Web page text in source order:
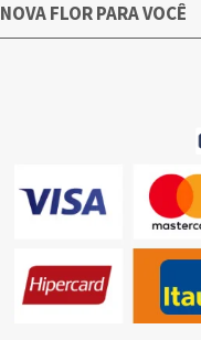
NOVA FLOR PARA VOCÊ